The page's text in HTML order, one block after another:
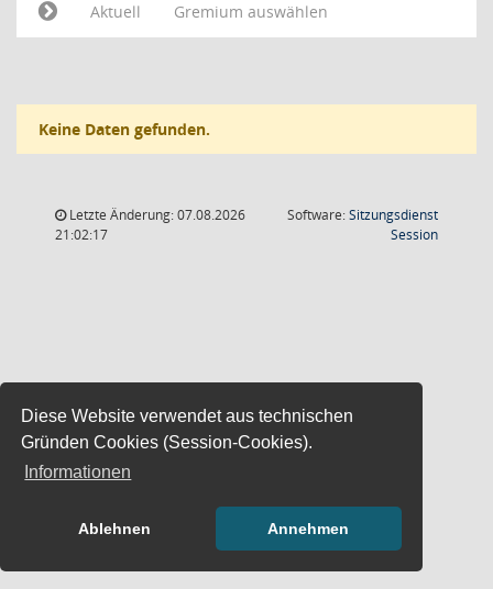
Diese Website verwendet aus technischen
Gründen Cookies (Session-Cookies).
Informationen
Ablehnen Annehmen
Aktuell
Gremium auswählen
Keine Daten gefunden.
Letzte Änderung: 07.08.2026
21:02:17
Software:Sitzungsdienst
Session(Wird in